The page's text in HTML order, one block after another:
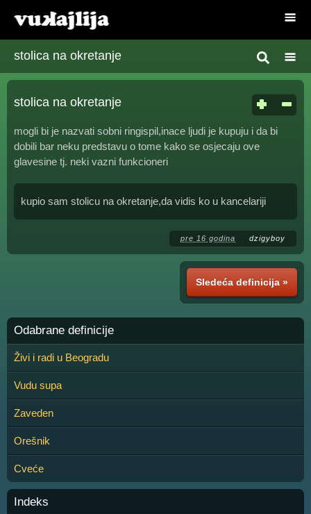
stolica na okretanje
stolica na okretanje
mogli bi je nazvati sobni ringispil,inace ljudi je kupuju i da bi
dobili bar neku predstavu o tome kako se osjecaju ove
glavesine tj. neki vazni funkcioneri
kupio sam stolicu na okretanje,da vidis ko u kancelariji
pre 16 godina dzigyboy
Sledeća definicija »
Odabrane definicije
Živi i radi u Beogradu
Vudu supa
Zaveden
Orešnik
Cveće
Indeks